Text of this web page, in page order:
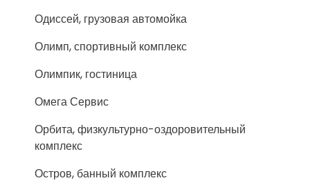
Одиссей, грузовая автомойка
Олимп, спортивный комплекс
Олимпик, гостиница
Омега Сервис
Орбита, физкультурно-оздоровительный
комплекс
Остров, банный комплекс